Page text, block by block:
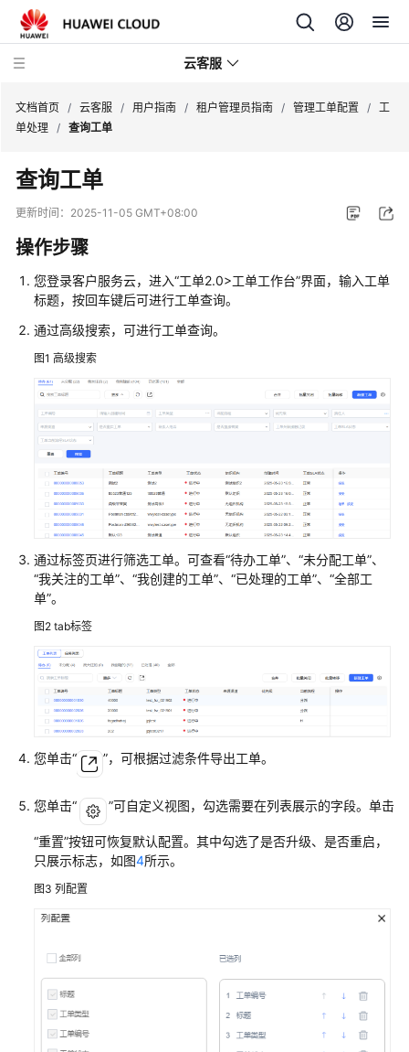
云客服
产
品
介
速
入
门
户
指
南
云
控
制
台
操
作
租
户
管
理
员
指
认
识
您
间
配
置
员
工
中
文档首页 / 云客服 / 用户指南 / 租户管理员指南 / 管理工单配置 / 工
单处理 / 查询工单
查询工单
更新时间： 2025-11-05 GMT+08:00
操作步骤
您登录客户服务云，进入“工单2.0>工单工作台”界面，输入工单
标题，按回车键后可进行工单查询。
通过高级搜索，可进行工单查询。
图1 高级搜索
通过标签页进行筛选工单。可查看“待办工单”、 “未分配工单”、
“我关注的工单”、 “我创建的工单”、 “已处理的工单”、 “全部工
单”。
图2 tab标签
您单击“ ”，可根据过滤条件导出工单。
您单击“ ”可自定义视图，勾选需要在列表展示的字段。单击
“重置”按钮可恢复默认配置。其中勾选了是否升级、是否重启，
只展示标志，如图4所示。
图3 列配置